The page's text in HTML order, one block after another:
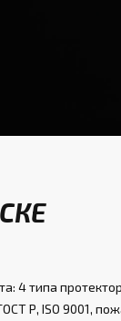
4 типа
Р, ISO 9001,